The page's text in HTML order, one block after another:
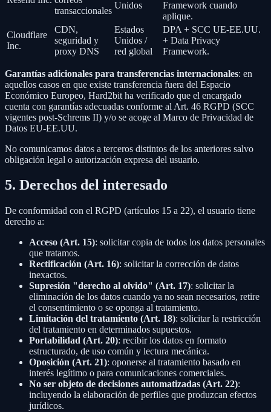
transaccionales
Unidos
Framework cuando
aplique.
Cloudflare
Inc.
CDN,
seguridad y
proxy DNS
Estados
Unidos /
red global
DPA + SCC UE-EE.UU.
+ Data Privacy
Framework.
Garantías adicionales para transferencias internacionales: en
aquellos casos en que existe transferencia fuera del Espacio
Económico Europeo, Hard2bit ha verificado que el encargado
cuenta con garantías adecuadas conforme al Art. 46 RGPD (SCC
vigentes post-Schrems II) y/o se acoge al Marco de Privacidad de
Datos EU-EE.UU.
No comunicamos datos a terceros distintos de los anteriores salvo
obligación legal o autorización expresa del usuario.
5. Derechos del interesado
De conformidad con el RGPD (artículos 15 a 22), el usuario tiene
derecho a:
Acceso (Art. 15): solicitar copia de todos los datos personales
que tratamos.
Rectificación (Art. 16): solicitar la corrección de datos
inexactos.
Supresión "derecho al olvido" (Art. 17): solicitar la
eliminación de los datos cuando ya no sean necesarios, retire
el consentimiento o se oponga al tratamiento.
Limitación del tratamiento (Art. 18): solicitar la restricción
del tratamiento en determinados supuestos.
Portabilidad (Art. 20): recibir los datos en formato
estructurado, de uso común y lectura mecánica.
Oposición (Art. 21): oponerse al tratamiento basado en
interés legítimo o para comunicaciones comerciales.
No ser objeto de decisiones automatizadas (Art. 22):
incluyendo la elaboración de perfiles que produzcan efectos
jurídicos.